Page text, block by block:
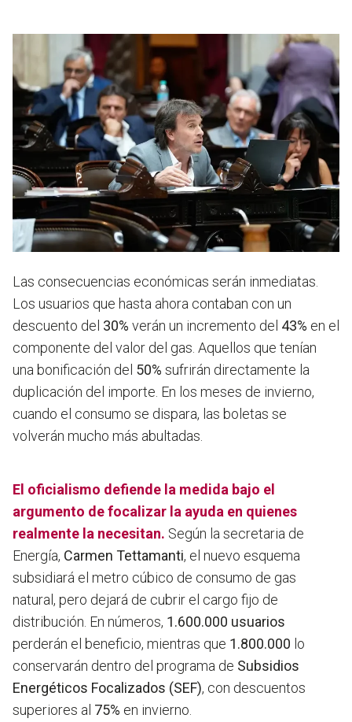
Las consecuencias económicas serán inmediatas.
Los usuarios que hasta ahora contaban con un
descuento del 30% verán un incremento del 43% en el
componente del valor del gas. Aquellos que tenían
una bonificación del 50% sufrirán directamente la
duplicación del importe. En los meses de invierno,
cuando el consumo se dispara, las boletas se
volverán mucho más abultadas.
El oficialismo defiende la medida bajo el
argumento de focalizar la ayuda en quienes
realmente la necesitan. Según la secretaria de
Energía, Carmen Tettamanti, el nuevo esquema
subsidiará el metro cúbico de consumo de gas
natural, pero dejará de cubrir el cargo fijo de
distribución. En números, 1.600.000 usuarios
perderán el beneficio, mientras que 1.800.000 lo
conservarán dentro del programa de Subsidios
Energéticos Focalizados (SEF), con descuentos
superiores al 75% en invierno.